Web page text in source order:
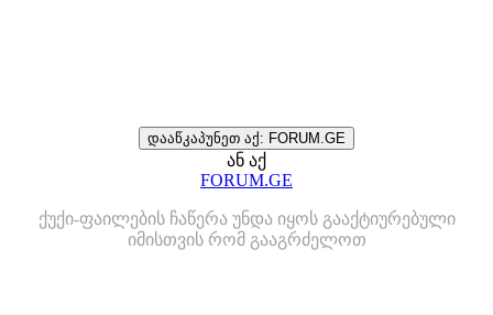
დააწკაპუნეთ აქ: FORUM.GE
ან აქ
FORUM.GE
ქუქი-ფაილების ჩაწერა უნდა იყოს გააქტიურებული
იმისთვის რომ გააგრძელოთ